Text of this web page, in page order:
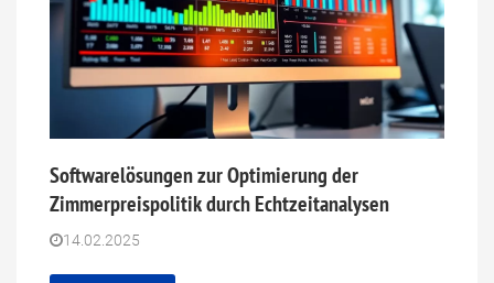
Softwarelösungen zur Optimierung der
Zimmerpreispolitik durch Echtzeitanalysen
14.02.2025